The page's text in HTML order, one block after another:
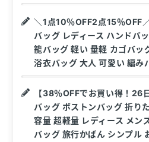
＼1点10％OFF2点15％OFF
バッグ レディース ハンドバ
籠バッグ 軽い 量軽 カゴバッ
浴衣バッグ 大人 可愛い 編み
【38％OFFでお買い得！
バッグ ボストンバッグ 折り
容量 超軽量 レディース メン
バッグ 旅行かばん シンプル